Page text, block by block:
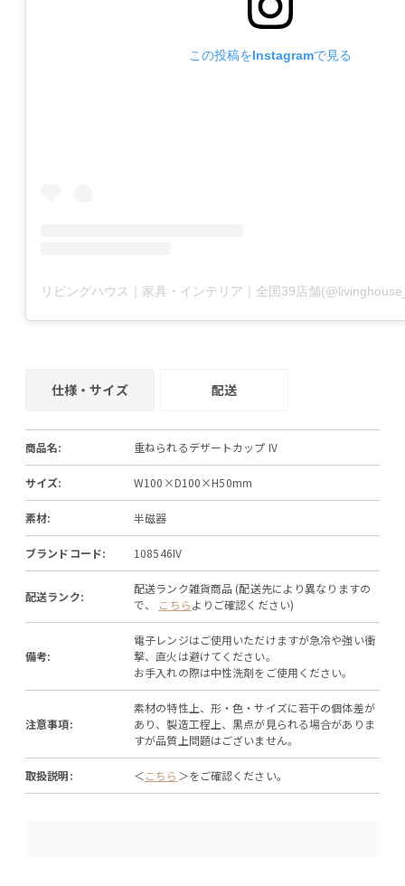
この投稿をInstagramで見る
仕様・サイズ 配送
商品名: 重ねられるデザートカップ IV
サイズ: W100×D100×H50mm
素材: 半磁器
ブランドコード: 108546IV
配送ランク:
配送ランク雑貨商品 (配送先により異なりますの
で、 こちらよりご確認ください)
備考:
電子レンジはご使用いただけますが急冷や強い衝
撃、直火は避けてください。
お手入れの際は中性洗剤をご使用ください。
注意事項:
素材の特性上、形・色・サイズに若干の個体差が
あり、製造工程上、黒点が見られる場合がありま
すが品質上問題はございません。
取扱説明: ＜こちら ＞をご確認ください。